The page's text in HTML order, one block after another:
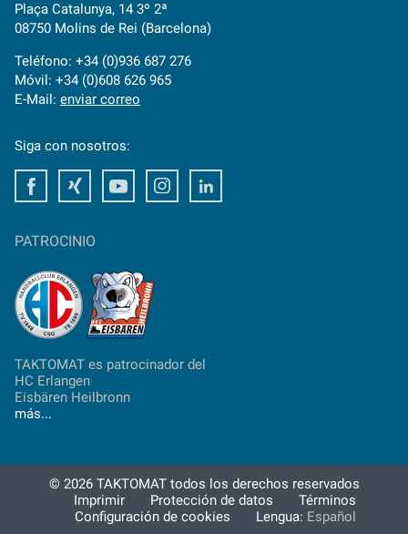
Plaça Catalunya, 14 3º 2ª
08750 Molins de Rei (Barcelona)
Teléfono: +34 (0)936 687 276
Móvil: +34 (0)608 626 965
E-Mail: enviar correo
Siga con nosotros:
FacebookXing Youtube Instagram
PATROCINIO
TAKTOMAT es patrocinador del
HC Erlangen
Eisbären Heilbronn
más...
© 2026 TAKTOMAT todos los derechos reservados
Imprimir
Protección de datos
Términos
Configuración de cookies
Lengua: Español